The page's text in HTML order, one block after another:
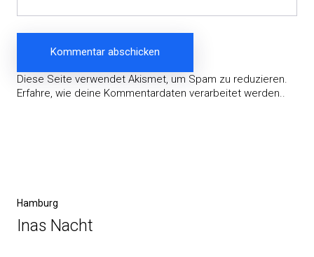
Diese Seite verwendet Akismet, um Spam zu reduzieren.
Erfahre, wie deine Kommentardaten verarbeitet werden..
Vorheriger
Beitrag
Hamburg
Inas Nacht